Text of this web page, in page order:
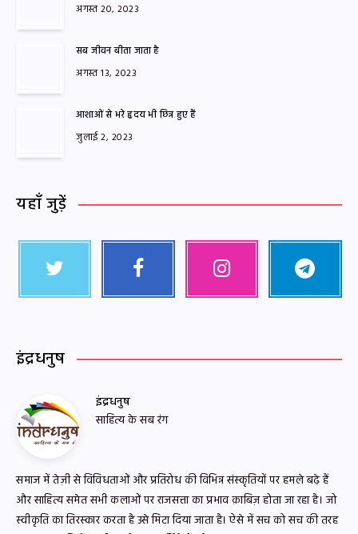
अगस्त 20, 2023
सब जीवन बीता जाता है
अगस्त 13, 2023
आशाओं से भरे हृदय भी छिन्न हुए हैं
जुलाई 2, 2023
यहाँ जुड़ें
इंद्रधनुष
इंद्रधनुष
साहित्य के सब रंग
समाज में तेज़ी से विविधताओं और प्रतिरोध की विभिन्न संस्कृतियों पर हमले बढ़े हैं
और साहित्य समेत सभी कलाओं पर राजसत्ता का प्रभाव क़ाबिज़ होता जा रहा है। जो
स्वीकृति का तिरस्कार करता है उसे मिटा दिया जाता है। ऐसे में सच को सच की तरह